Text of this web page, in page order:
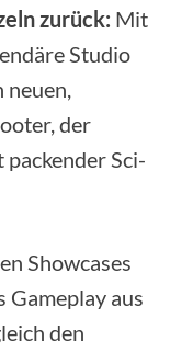
zurück: Mit
Studio
neuen,
der
Sci-
Showcases
Gameplay aus
den